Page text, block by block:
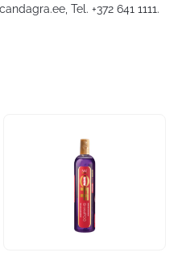
, Tel. +372 641 1111.